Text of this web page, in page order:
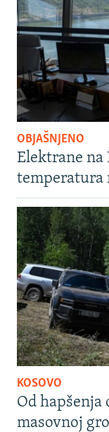
OBJAŠNJENO
Elektrane na
temperatura
KOSOVO
Od hapšenja
masovnoj